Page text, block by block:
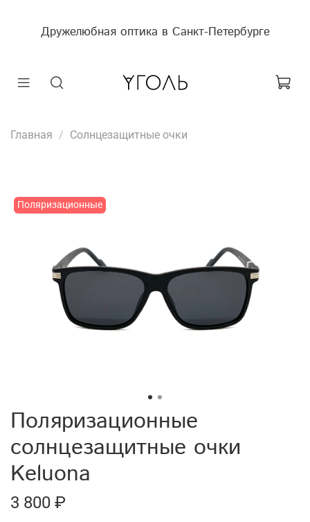
Дружелюбная оптика в Санкт-Петербурге
Главная Солнцезащитные очки
Поляризационные
Поляризационные
солнцезащитные очки
Keluona
3 800 ₽